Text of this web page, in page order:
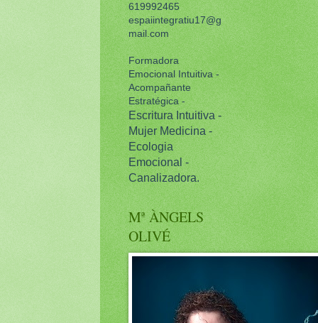
619992465
espaiintegratiu17@g
mail.com
Formadora
Emocional Intuitiva -
Acompañante
Estratégica -
Escritura Intuitiva -
Mujer Medicina -
Ecologia
Emocional -
Canalizadora.
Mª ÀNGELS
OLIVÉ